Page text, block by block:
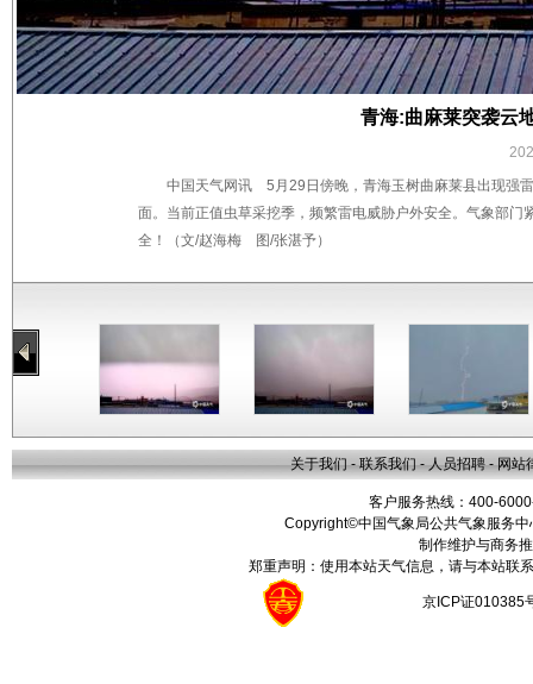
青海:曲麻莱突袭云
中国天气网讯 5月29日傍晚，青海玉树曲麻莱县出现强
面。当前正值虫草采挖季，频繁雷电威胁户外安全。气象部
全！（文/赵海梅 图/张湛予）
关于我们 - 联系我们 - 人员招聘 - 网站
客户服务热线：400-
Copyright©中国气象局公共气象服务
制作维护与商务
郑重声明：使用本站天气信息，请与本站联
京ICP证010385